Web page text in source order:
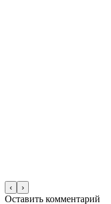
‹ ›
Оставить комментарий